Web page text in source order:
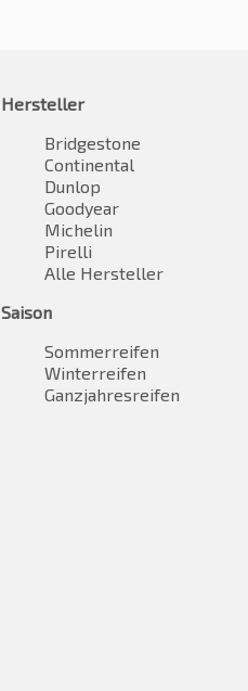
Hersteller
Bridgestone
Continental
Dunlop
Goodyear
Michelin
Pirelli
Alle Hersteller
Saison
Sommerreifen
Winterreifen
Ganzjahresreifen